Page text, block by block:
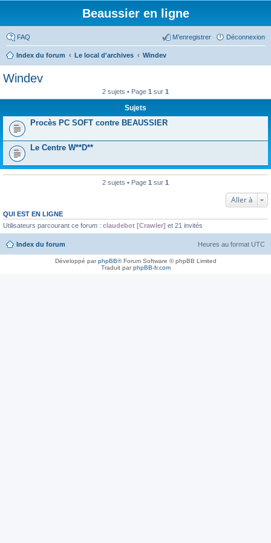
Beaussier en ligne
FAQ Déconnexion
M’enregistrer
Index du forum Le local d'archives Windev
Windev
2 sujets • Page 1 sur 1
Sujets
Procès PC SOFT contre BEAUSSIER
Le Centre W**D**
2 sujets • Page 1 sur 1
Aller à
QUI EST EN LIGNE
Utilisateurs parcourant ce forum : claudebot [Crawler] et 21 invités
Index du forum Heures au format UTC
Développé parphpBB® Forum Software © phpBB Limited
Traduit parphpBB-fr.com